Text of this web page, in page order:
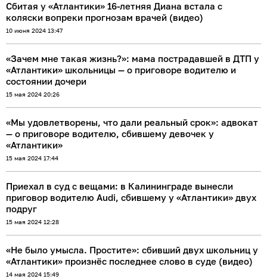
Сбитая у «Атлантики» 16-летняя Диана встала с
коляски вопреки прогнозам врачей (видео)
10 июня 2024 13:47
«Зачем мне такая жизнь?»: мама пострадавшей в ДТП у
«Атлантики» школьницы — о приговоре водителю и
состоянии дочери
15 мая 2024 20:26
«Мы удовлетворены, что дали реальный срок»: адвокат
— о приговоре водителю, сбившему девочек у
«Атлантики»
15 мая 2024 17:44
Приехал в суд с вещами: в Калининграде вынесли
приговор водителю Audi, сбившему у «Атлантики» двух
подруг
15 мая 2024 12:28
«Не было умысла. Простите»: сбивший двух школьниц у
«Атлантики» произнёс последнее слово в суде (видео)
14 мая 2024 15:49